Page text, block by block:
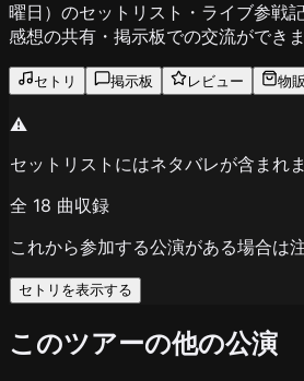
曜日）のセットリスト・ライブ参戦
感想の共有・掲示板での交流ができま
セトリ 掲示板 レビュー 物販
⚠️
セットリストにはネタバレが含まれ
全 18 曲収録
これから参加する公演がある場合は
セトリを表示する
このツアーの他の公演